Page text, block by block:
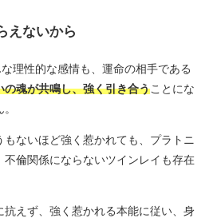
えないから
理性的な感情も、運命の相手である
の魂が共鳴し、強く引き合うことにな
ないほど強く惹かれても、プラトニ
不倫関係にならないツインレイも存在
抗えず、強く惹かれる本能に従い、身